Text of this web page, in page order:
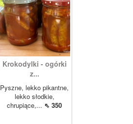
Krokodylki - ogórki
z...
Pyszne, lekko pikantne,
lekko słodkie,
chrupiące,... ⇖ 350